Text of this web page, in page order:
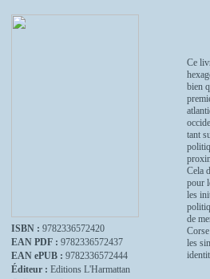
ISBN : 9782336572420
EAN PDF : 9782336572437
EAN ePUB : 9782336572444
Éditeur : Editions L'Harmattan
Ce
bien
tant
Cela
pour
les
de
les